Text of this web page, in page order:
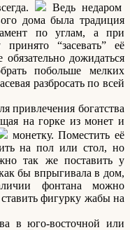
Ведь недаром
дома была традиция
по углам, а при
“засевать” её
дожидаться
побольше мелких
разбросать по всей
привлечения богатства
на горке из монет и
монетку. Поместить её
на пол или стол, но
так же поставить у
бы впрыгивала в дом,
фонтана можно
фигурку жабы на
в юго-восточной или